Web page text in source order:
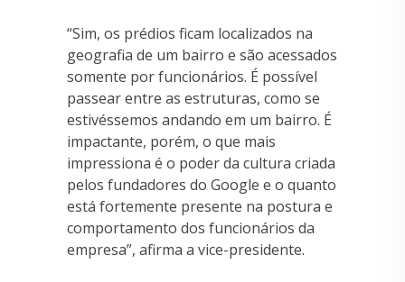
“Sim, os prédios ficam localizados na
geografia de um bairro e são acessados
somente por funcionários. É possível
passear entre as estruturas, como se
estivéssemos andando em um bairro. É
impactante, porém, o que mais
impressiona é o poder da cultura criada
pelos fundadores do Google e o quanto
está fortemente presente na postura e
comportamento dos funcionários da
empresa”, afirma a vice-presidente.